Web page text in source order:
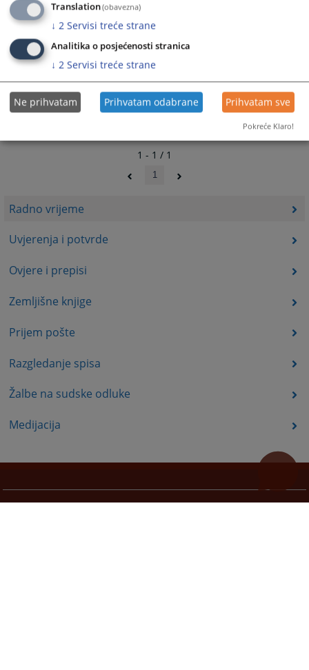
Radno vrijeme
Uvjerenja i potvrde
Ovjere i prepisi
Zemljišne knjige
Prijem pošte
Razgledanje spisa
Žalbe na sudske odluke
Medijacija
1 - 1 / 1
1
Translation(obavezna)
↓ 2 Servisi treće strane
Analitika o posjećenosti stranica
↓ 2 Servisi treće strane
Ne prihvatam Prihvatam odabrane Prihvatam sve
Pokreće Klaro!